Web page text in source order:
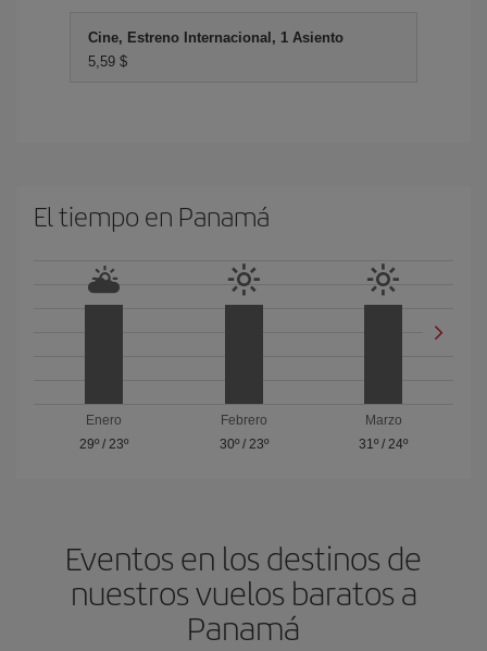
Cine, Estreno Internacional, 1 Asiento
5,59 $
El tiempo en Panamá
Enero
29º/ 23º
Febrero
30º/ 23º
Marzo
31º / 24º
Eventos en los destinos de
nuestros vuelos baratos a
Panamá